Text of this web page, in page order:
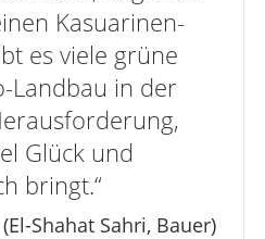
Kasuarinen-
es viele grüne
Landbau in der
Glück und
bringt.“
(El-Shahat Sahri, Bauer)